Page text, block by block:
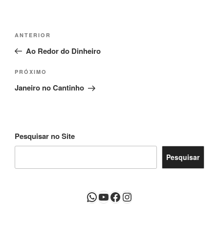
Navegação
Post
Post
anterior
ANTERIOR
Ao Redor do Dinheiro
Próximo
post
PRÓXIMO
Janeiro no Cantinho
Pesquisar no Site
Pesquisar
WhatsApp
Youtube
Facebook
Instagram